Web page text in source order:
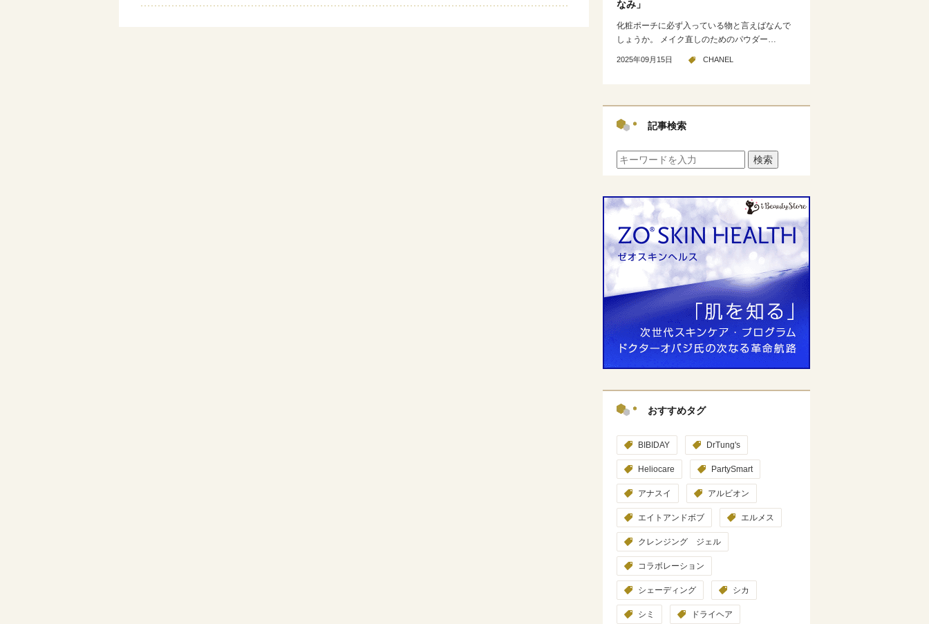
なみ」
化粧ポーチに必ず入っている物と言えばなんで
しょうか。 メイク直しのためのパウダー…
2025年09月15日 CHANEL
記事検索
検索
おすすめタグ
BIBIDAY DrTung's
Heliocare PartySmart
アナスイ アルビオン
エイトアンドボブ エルメス
クレンジング ジェル
コラボレーション
シェーディング シカ
シミ ドライヘア